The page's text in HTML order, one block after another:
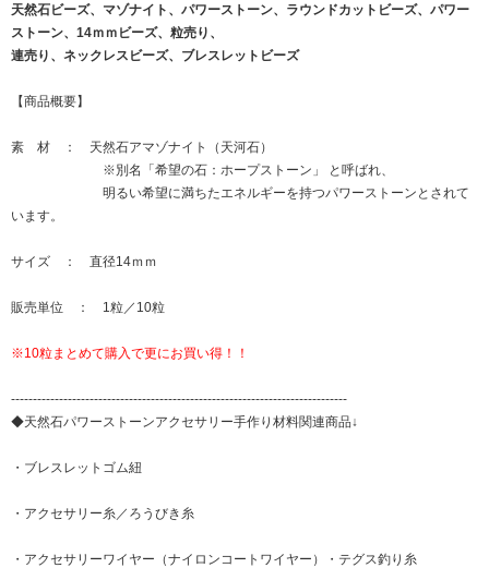
天然石ビーズ、マゾナイト、パワーストーン、ラウンドカットビーズ、パワー
ストーン、14ｍｍビーズ、粒売り、
連売り、ネックレスビーズ、ブレスレットビーズ
【商品概要】
素 材 ： 天然石アマゾナイト（天河石）
※別名「希望の石：ホープストーン」 と呼ばれ、
明るい希望に満ちたエネルギーを持つパワーストーンとされて
います。
サイズ ： 直径14ｍｍ
販売単位 ： 1粒／10粒
※10粒まとめて購入で更にお買い得！！
-----------------------------------------------------------------------------
◆天然石パワーストーンアクセサリー手作り材料関連商品↓
・ ブレスレットゴム紐
・ アクセサリー糸／ろうびき糸
・ アクセサリーワイヤー（ナイロンコートワイヤー）・テグス釣り糸